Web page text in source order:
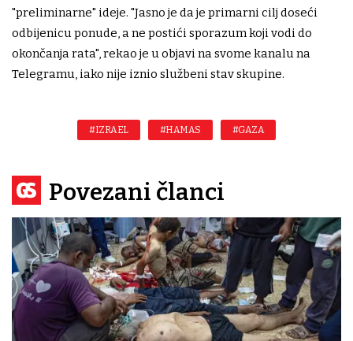
"preliminarne" ideje. "Jasno je da je primarni cilj doseći
odbijenicu ponude, a ne postići sporazum koji vodi do
okončanja rata", rekao je u objavi na svome kanalu na
Telegramu, iako nije iznio službeni stav skupine.
#IZRAEL #HAMAS #GAZA
Povezani članci